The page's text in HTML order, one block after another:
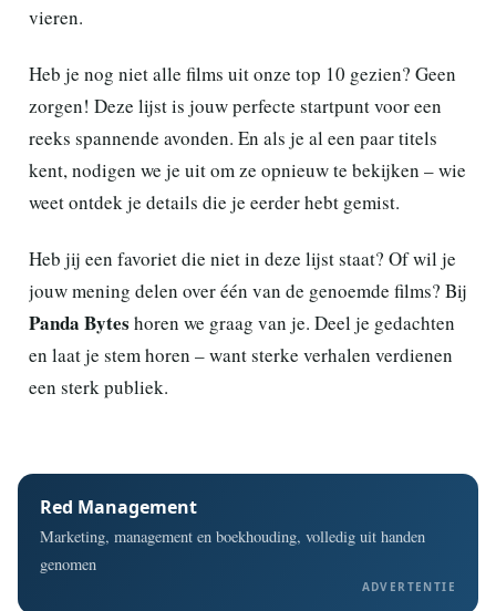
vieren.
Heb je nog niet alle films uit onze top 10 gezien? Geen
zorgen! Deze lijst is jouw perfecte startpunt voor een
reeks spannende avonden. En als je al een paar titels
kent, nodigen we je uit om ze opnieuw te bekijken – wie
weet ontdek je details die je eerder hebt gemist.
Heb jij een favoriet die niet in deze lijst staat? Of wil je
jouw mening delen over één van de genoemde films? Bij
Panda Bytes horen we graag van je. Deel je gedachten
en laat je stem horen – want sterke verhalen verdienen
een sterk publiek.
Red Management
Marketing, management en boekhouding, volledig uit handen
genomen
ADVERTENTIE